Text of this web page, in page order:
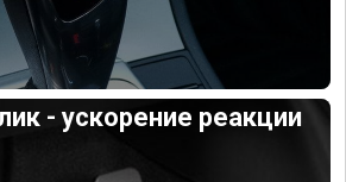
- ускорение реакции